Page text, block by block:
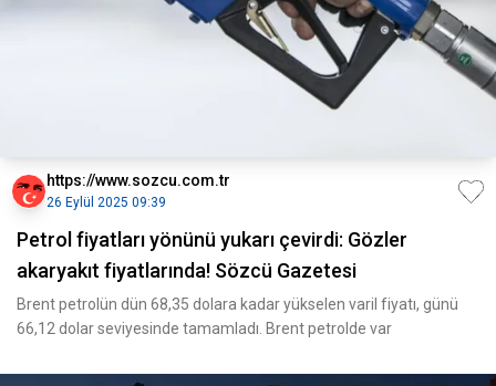
https://www.sozcu.com.tr
26 Eylül 2025 09:39
Petrol fiyatları yönünü yukarı çevirdi: Gözler
akaryakıt fiyatlarında! Sözcü Gazetesi
Brent petrolün dün 68,35 dolara kadar yükselen varil fiyatı, günü
66,12 dolar seviyesinde tamamladı. Brent petrolde var